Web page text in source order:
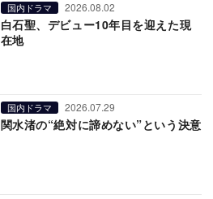
国内ドラマ 2026.08.02
白石聖、デビュー10年目を迎えた現
在地
国内ドラマ 2026.07.29
関水渚の“絶対に諦めない”という決意